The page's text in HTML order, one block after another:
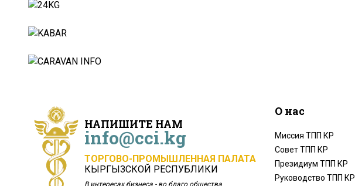
НАПИШИТЕ НАМ
info@cci.kg
ТОРГОВО-ПРОМЫШЛЕННАЯ ПАЛАТА
КЫРГЫЗСКОЙ РЕСПУБЛИКИ
В интересах бизнеса - во благо общества
О нас
Миссия ТПП КР
Совет ТПП КР
Президиум ТПП КР
Руководство ТПП КР